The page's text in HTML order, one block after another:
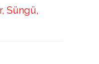
Süngü,